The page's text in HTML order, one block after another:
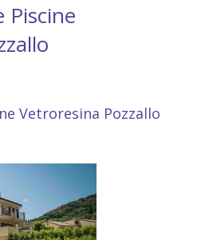
Vetroresina Pozzallo